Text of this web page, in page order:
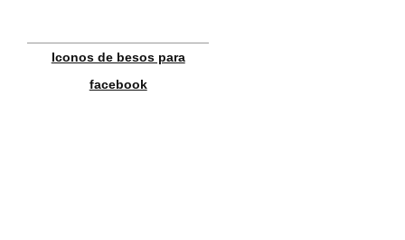
Iconos de besos para
facebook